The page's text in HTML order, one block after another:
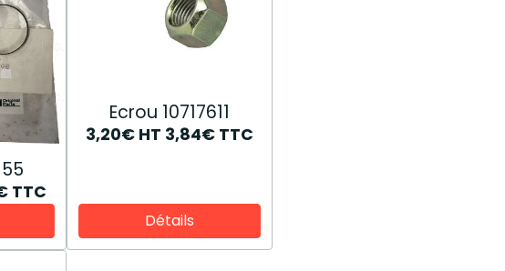
TTC
Ecrou 10717611
3,20€ HT 3,84€ TTC
Détails